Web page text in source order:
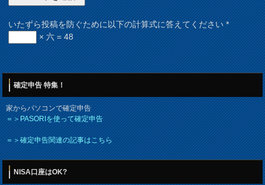
いたずら投稿を防ぐために以下の計算式に答えてください*
× 六 = 48
確定申告 特集！
家からパソコンで確定申告
＝＞PASORIを使って確定申告
＝＞確定申告関連の記事はこちら
NISA口座はOK?